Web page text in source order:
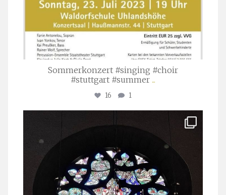
Sommerkonzert #singing #choir
#stuttgart #summer ...
16 1
Apr. 1